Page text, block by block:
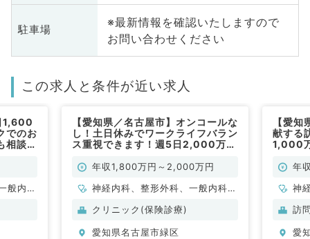
駐車場
※最新情報を確認いたしますので
お問い合わせください
この求人と条件が近い求人
1,600
でのお
相談可
般内
【愛知県／名古屋市】オンコールな
し！土日休みでワークライフバラン
ス重視できます！週5日2,000万円
系・外科系／常勤）
年収1,800万円～2,000万円
神経内科、整形外科、一般内科、
呼吸器内科、消化器内科、腎臓内
クリニック(保険診療)
愛知県名古屋市緑区
【愛
献する
1,000
／常勤
年
神
科
訪
愛